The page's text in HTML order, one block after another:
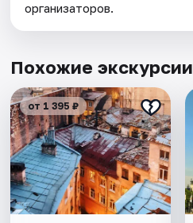
организаторов.
Похожие экскурсии
от 1 395 ₽